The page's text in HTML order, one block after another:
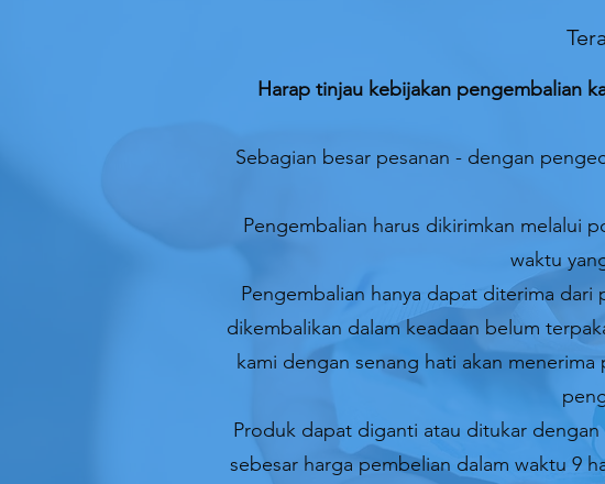
Harap tinjau kebijakan pengembalian
Sebagian besar pesanan - dengan
Pengembalian harus dikirimkan melalui
waktu
Pengembalian hanya dapat diterima
dikembalikan dalam keadaan belum
kami dengan senang hati akan
Produk dapat diganti atau ditukar
sebesar harga pembelian dalam waktu 9